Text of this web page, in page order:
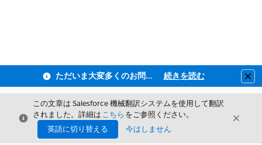
ただいま大変多くのお問い合わせをいただいており、ご連絡までにお時間を頂戴しております 続きを読む
閉じる
この文章は Salesforce 機械翻訳システムを使用して翻訳
されました。詳細はこちら をご参照ください。
英語に切り替える
今はしません
閉じる